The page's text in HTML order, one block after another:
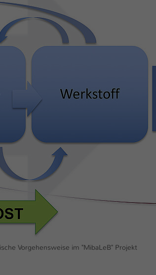
Vorgehensweise im "MibaLeB" Projekt
Benutzer wiedererkannt werden und es wird
ihm Zugang zu geschützten Bereichen gewährt.
be_typo_user
Dieser Cookie teilt der Webseite mit, ob ein
Besucher im Typo3-Backend angemeldet ist und
Rechte besitzt diese zu verwalten.